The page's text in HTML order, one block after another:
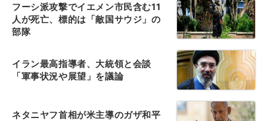
フーシ派攻撃でイエメン市民含む11
人が死亡、標的は「敵国サウジ」の
部隊
イラン最高指導者、大統領と会談
「軍事状況や展望」を議論
ネタニヤフ首相が米主導のガザ和平